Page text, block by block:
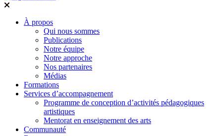
À propos
Qui nous sommes
Publications
Notre équipe
Notre approche
Nos partenaires
Médias
Formations
Services d’accompagnement
Programme de conception d’activités pédagogiques
artistiques
Mentorat en enseignement des arts
Communauté